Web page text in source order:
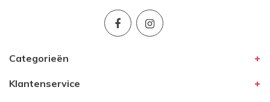
Categorieën
Klantenservice